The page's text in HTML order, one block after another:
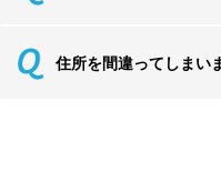
住所を間違ってしまい